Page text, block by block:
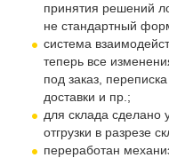
принятия решений
не стандартный
система
теперь все
под заказ,
доставки и пр.;
для склада
отгрузки в разрезе
переработан